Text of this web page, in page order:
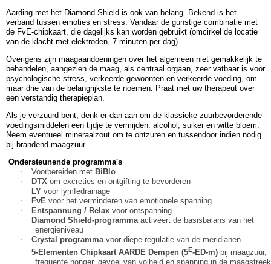
Aarding met het Diamond Shield is ook van belang. Bekend is het
verband tussen emoties en stress. Vandaar de gunstige combinatie met
de FvE-chipkaart, die dagelijks kan worden gebruikt (omcirkel de locatie
van de klacht met elektroden, 7 minuten per dag).
Overigens zijn maagaandoeningen over het algemeen niet gemakkelijk te
behandelen, aangezien de maag, als centraal orgaan, zeer vatbaar is voor
psychologische stress, verkeerde gewoonten en verkeerde voeding, om
maar drie van de belangrijkste te noemen. Praat met uw therapeut over
een verstandig therapieplan.
Als je verzuurd bent, denk er dan aan om de klassieke zuurbevorderende
voedingsmiddelen een tijdje te vermijden: alcohol, suiker en witte bloem.
Neem eventueel mineraalzout om te ontzuren en tussendoor indien nodig
bij brandend maagzuur.
Ondersteunende programma's
·
Voorbereiden met BiBlo
·
DTX om excreties en ontgifting te bevorderen
·
LY voor lymfedrainage
·
FvE voor het verminderen van emotionele spanning
·
Entspannung / Relax voor ontspanning
·
Diamond Shield-programma activeert de basisbalans van het
energieniveau
·
Crystal programma voor diepe regulatie van de meridianen
·
5-Elementen Chipkaart AARDE Dempen (5E-ED-m) bij maagzuur,
frequente honger, gevoel van volheid en spanning in de